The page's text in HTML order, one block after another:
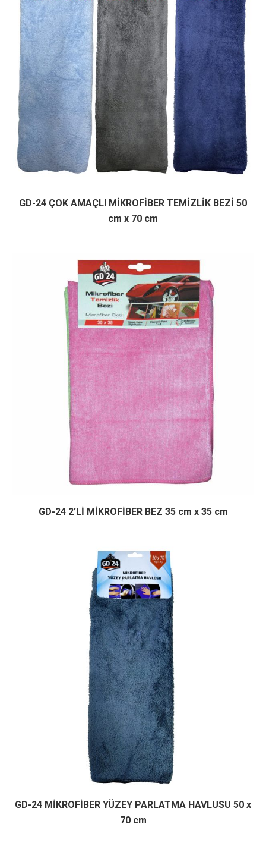
GD-24 ÇOK AMAÇLI MİKROFİBER TEMİZLİK BEZİ 50
cm x 70 cm
GD-24 2’Lİ MİKROFİBER BEZ 35 cm x 35 cm
GD-24 MİKROFİBER YÜZEY PARLATMA HAVLUSU 50 x
70 cm